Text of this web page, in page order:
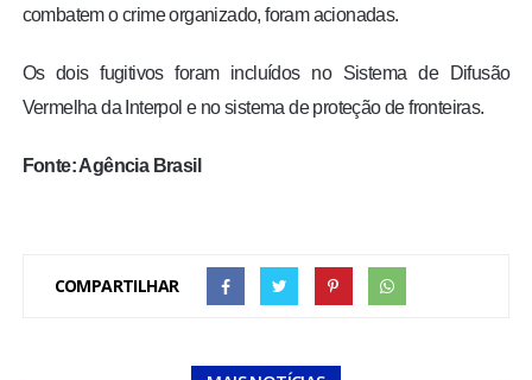
combatem o crime organizado, foram acionadas.
Os dois fugitivos foram incluídos no Sistema de Difusão
Vermelha da Interpol e no sistema de proteção de fronteiras.
Fonte: Agência Brasil
COMPARTILHAR